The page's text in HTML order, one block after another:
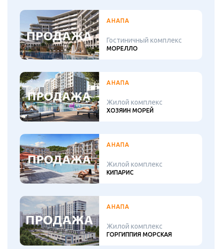
АНАПА
Гостиничный комплекс
МОРЕЛЛО
АНАПА
Жилой комплекс
ХОЗЯИН МОРЕЙ
АНАПА
Жилой комплекс
КИПАРИС
АНАПА
Жилой комплекс
ГОРГИППИЯ МОРСКАЯ